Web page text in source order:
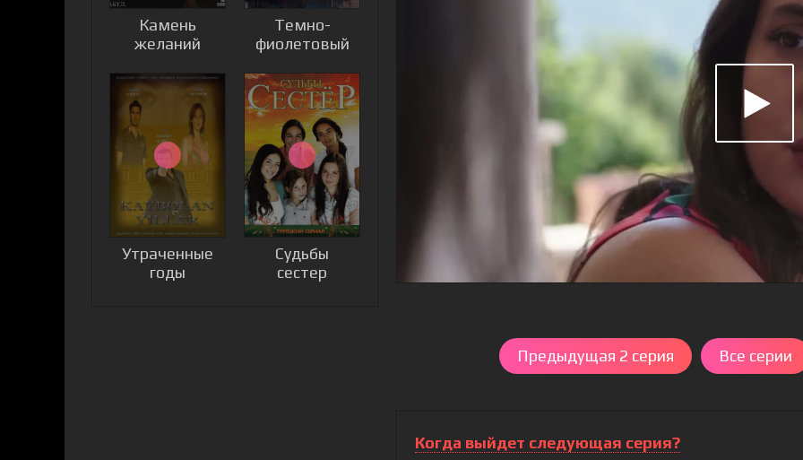
Камень
желаний
Темно-
фиолетовый
Утраченные
годы
Судьбы
сестер
Предыдущая 2 серия Все серии
Когда выйдет следующая серия?